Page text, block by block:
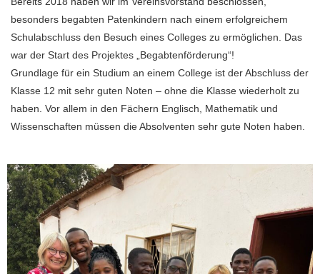
besonders begabten Patenkindern nach einem erfolgreichem
Schulabschluss den Besuch eines Colleges zu ermöglichen. Das
war der Start des Projektes „Begabtenförderung“!
Grundlage für ein Studium an einem College ist der Abschluss der
Klasse 12 mit sehr guten Noten – ohne die Klasse wiederholt zu
haben. Vor allem in den Fächern Englisch, Mathematik und
Wissenschaften müssen die Absolventen sehr gute Noten haben.